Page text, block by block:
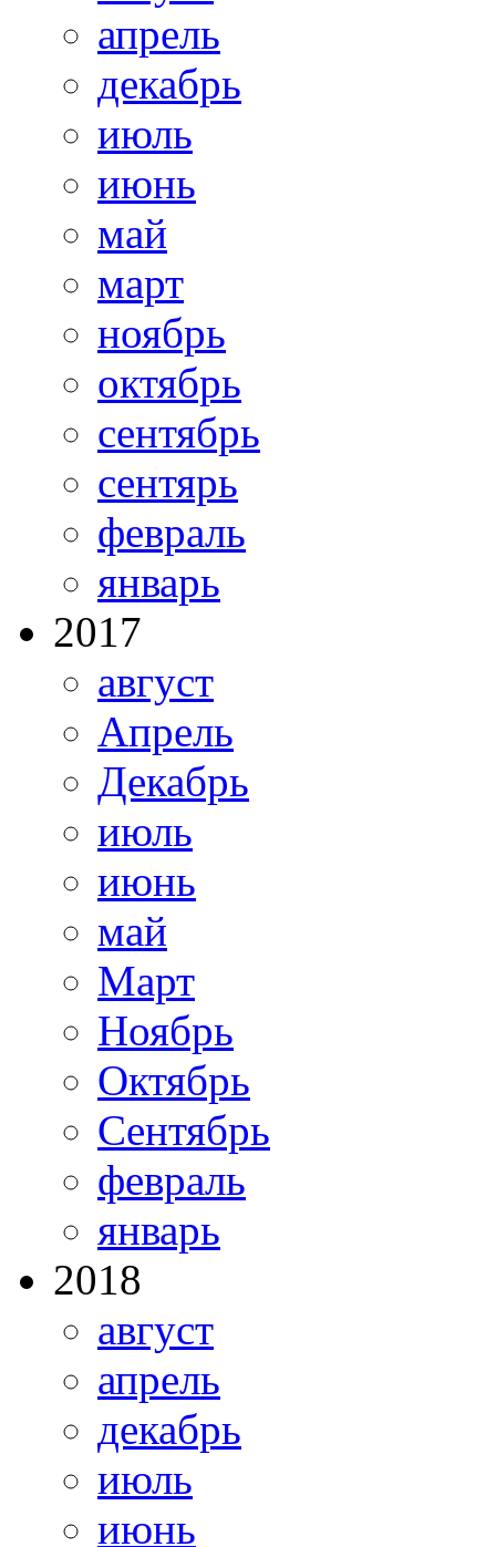
апрель
декабрь
июль
июнь
май
март
ноябрь
октябрь
сентябрь
сентярь
февраль
январь
2017
август
Апрель
Декабрь
июль
июнь
май
Март
Ноябрь
Октябрь
Сентябрь
февраль
январь
2018
август
апрель
декабрь
июль
июнь